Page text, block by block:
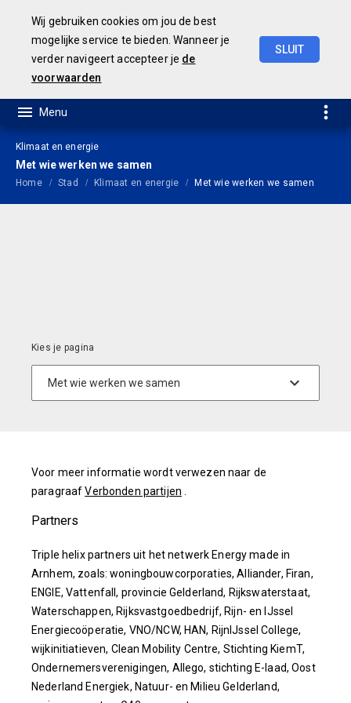
Wij gebruiken cookies om jou de best
mogelijke service te bieden. Wanneer je
verder navigeert accepteer je de
voorwaarden
SLUIT
Klimaat en energie
Met wie werken we samen
Home Stad Klimaat en energie Met wie werken we samen
Voor meer informatie wordt verwezen naar de
paragraafVerbonden partijen
Partners
Triple helix partners uit het netwerk Energy made in
Arnhem, zoals: woningbouwcorporaties, Alliander, Firan,
ENGIE, Vattenfall, provincie Gelderland, Rijkswaterstaat,
Waterschappen, Rijksvastgoedbedrijf, Rijn- en IJssel
Energiecoöperatie, VNO/NCW, HAN, RijnIJssel College,
wijkinitiatieven, Clean Mobility Centre, Stichting KiemT,
Ondernemersverenigingen, Allego, stichting E-laad, Oost
Nederland Energiek, Natuur- en Milieu Gelderland,